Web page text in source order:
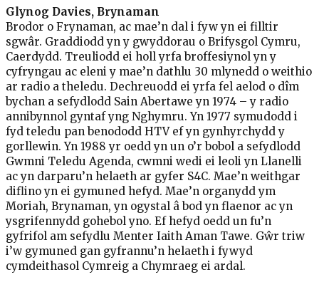
Glynog Davies, Brynaman
Brodor o Frynaman, ac mae’n dal i fyw yn ei filltir
sgwâr. Graddiodd yn y gwyddorau o Brifysgol Cymru,
Caerdydd. Treuliodd ei holl yrfa broffesiynol yn y
cyfryngau ac eleni y mae’n dathlu 30 mlynedd o weithio
ar radio a theledu. Dechreuodd ei yrfa fel aelod o dîm
bychan a sefydlodd Sain Abertawe yn 1974 – y radio
annibynnol gyntaf yng Nghymru. Yn 1977 symudodd i
fyd teledu pan benododd HTV ef yn gynhyrchydd y
gorllewin. Yn 1988 yr oedd yn un o’r bobol a sefydlodd
Gwmni Teledu Agenda, cwmni wedi ei leoli yn Llanelli
ac yn darparu’n helaeth ar gyfer S4C. Mae’n weithgar
diflino yn ei gymuned hefyd. Mae’n organydd ym
Moriah, Brynaman, yn ogystal â bod yn flaenor ac yn
ysgrifennydd gohebol yno. Ef hefyd oedd un fu’n
gyfrifol am sefydlu Menter Iaith Aman Tawe. Gŵr triw
i’w gymuned gan gyfrannu’n helaeth i fywyd
cymdeithasol Cymreig a Chymraeg ei ardal.